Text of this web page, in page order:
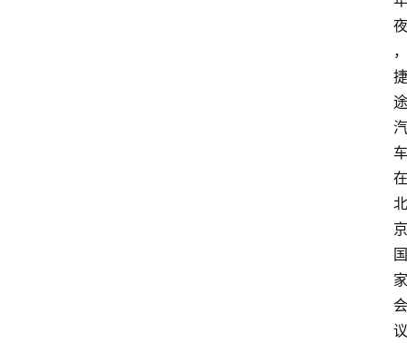
夜
，
捷
途
汽
车
在
北
京
国
家
会
议